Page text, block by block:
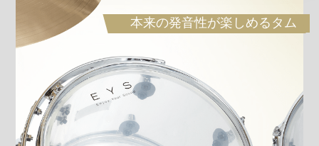
本来の発音性が楽しめるタム